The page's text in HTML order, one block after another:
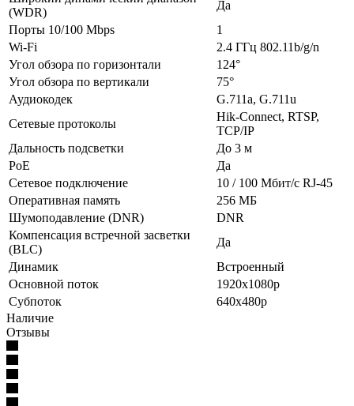
(WDR)
Да
Порты 10/100 Mbps
1
Wi-Fi
2.4 ГГц 802.11b/g/n
Угол обзора по горизонтали
124°
Угол обзора по вертикали
75°
Аудиокодек
G.711a, G.711u
Сетевые протоколы
Hik-Connect, RTSP,
TCP/IP
Дальность подсветки
До 3 м
PoE
Да
Сетевое подключение
10 / 100 Mбит/с RJ-45
Оперативная память
256 МБ
Шумоподавление (DNR)
DNR
Компенсация встречной засветки
(BLC)
Да
Динамик
Встроенный
Основной поток
1920x1080p
Субпоток
640x480p
Наличие
Отзывы